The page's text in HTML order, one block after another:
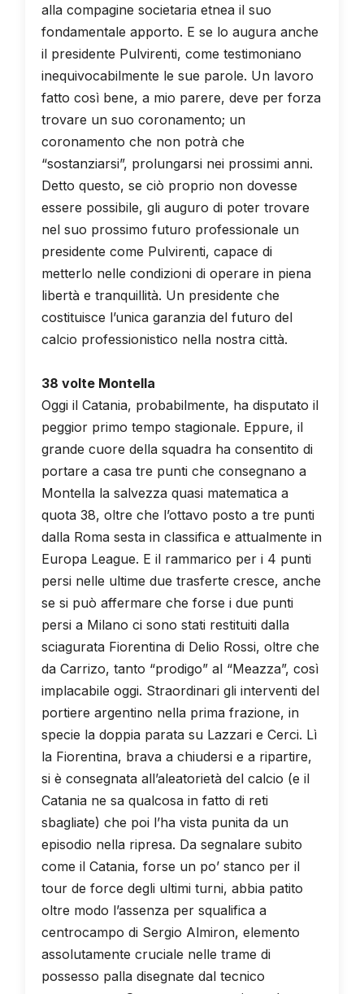
alla compagine societaria etnea il suo
fondamentale apporto. E se lo augura anche
il presidente Pulvirenti, come testimoniano
inequivocabilmente le sue parole. Un lavoro
fatto così bene, a mio parere, deve per forza
trovare un suo coronamento; un
coronamento che non potrà che
“sostanziarsi”, prolungarsi nei prossimi anni.
Detto questo, se ciò proprio non dovesse
essere possibile, gli auguro di poter trovare
nel suo prossimo futuro professionale un
presidente come Pulvirenti, capace di
metterlo nelle condizioni di operare in piena
libertà e tranquillità. Un presidente che
costituisce l’unica garanzia del futuro del
calcio professionistico nella nostra città.
38 volte Montella
Oggi il Catania, probabilmente, ha disputato il
peggior primo tempo stagionale. Eppure, il
grande cuore della squadra ha consentito di
portare a casa tre punti che consegnano a
Montella la salvezza quasi matematica a
quota 38, oltre che l’ottavo posto a tre punti
dalla Roma sesta in classifica e attualmente in
Europa League. E il rammarico per i 4 punti
persi nelle ultime due trasferte cresce, anche
se si può affermare che forse i due punti
persi a Milano ci sono stati restituiti dalla
sciagurata Fiorentina di Delio Rossi, oltre che
da Carrizo, tanto “prodigo” al “Meazza”, così
implacabile oggi. Straordinari gli interventi del
portiere argentino nella prima frazione, in
specie la doppia parata su Lazzari e Cerci. Lì
la Fiorentina, brava a chiudersi e a ripartire,
si è consegnata all’aleatorietà del calcio (e il
Catania ne sa qualcosa in fatto di reti
sbagliate) che poi l’ha vista punita da un
episodio nella ripresa. Da segnalare subito
come il Catania, forse un po’ stanco per il
tour de force degli ultimi turni, abbia patito
oltre modo l’assenza per squalifica a
centrocampo di Sergio Almiron, elemento
assolutamente cruciale nelle trame di
possesso palla disegnate dal tecnico